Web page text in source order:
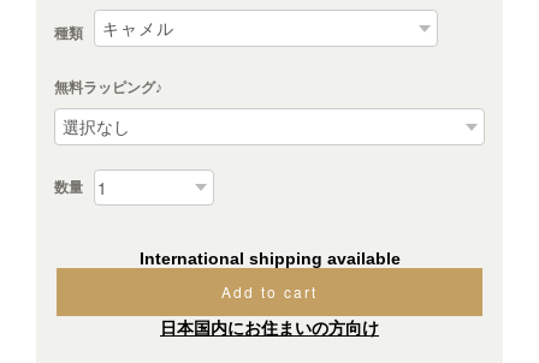
種類
無料ラッピング♪
数量
International shipping available
Add to cart
日本国内にお住まいの方向け